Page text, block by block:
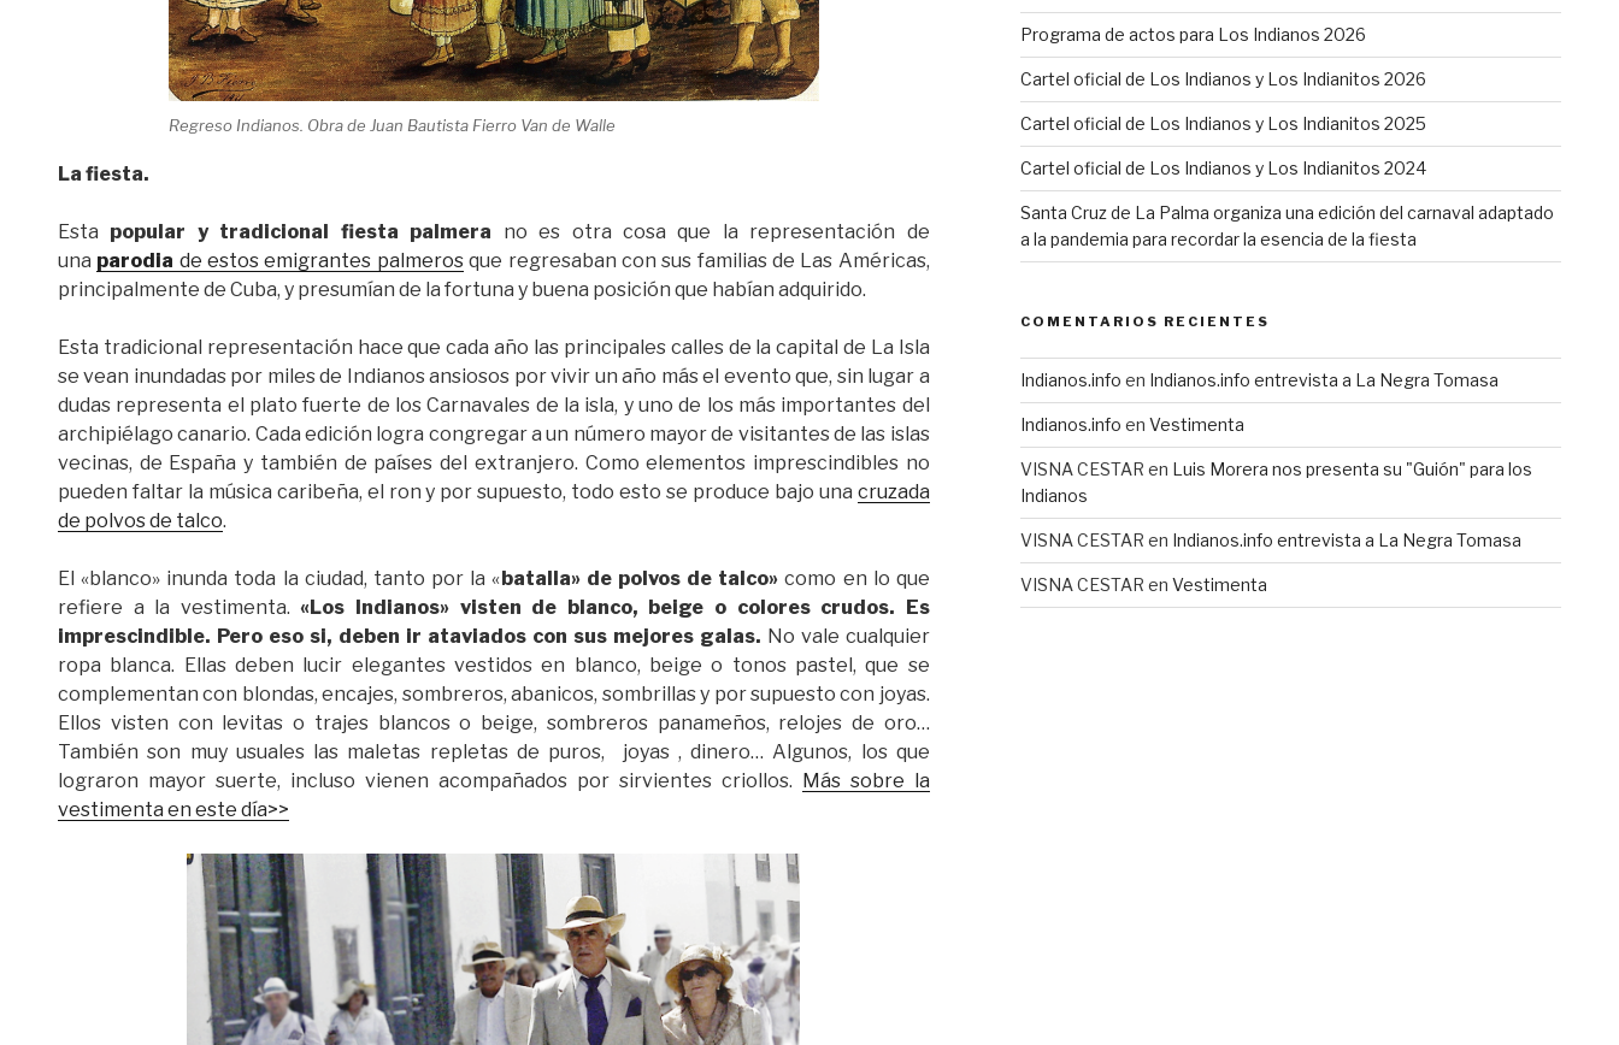
Regreso Indianos. Obra de Juan Bautista Fierro Van de Walle
La fiesta.
Esta popular y tradicional fiesta palmera no es otra cosa que la representación de
una parodia de estos emigrantes palmerosque regresaban con sus familias de Las Américas,
principalmente de Cuba, y presumían de la fortuna y buena posición que habían adquirido.
Esta tradicional representación hace que cada año las principales calles de la capital de La Isla
se vean inundadas por miles de Indianos ansiosos por vivir un año más el evento que, sin lugar a
dudas representa el plato fuerte de los Carnavales de la isla, y uno de los más importantes del
archipiélago canario. Cada edición logra congregar a un número mayor de visitantes de las islas
vecinas, de España y también de países del extranjero. Como elementos imprescindibles no
pueden faltar la música caribeña, el ron y por supuesto, todo esto se produce bajo una cruzada
de polvos de talco.
El «blanco» inunda toda la ciudad, tanto por la «batalla» de polvos de talco» como en lo que
refiere a la vestimenta.«Los Indianos» visten de blanco, beige o colores crudos. Es
imprescindible. Pero eso si, deben ir ataviados con sus mejores galas. No vale cualquier
ropa blanca. Ellas deben lucir elegantes vestidos en blanco, beige o tonos pastel, que se
complementan con blondas, encajes, sombreros, abanicos, sombrillas y por supuesto con joyas.
Ellos visten con levitas o trajes blancos o beige, sombreros panameños, relojes de oro…
También son muy usuales las maletas repletas de puros, joyas , dinero… Algunos, los que
lograron mayor suerte, incluso vienen acompañados por sirvientes criollos. Más sobre la
vestimenta en este día>>
Programa de actos para Los Indianos 2026
Cartel oficial de Los Indianos y Los Indianitos 2026
Cartel oficial de Los Indianos y Los Indianitos 2025
Cartel oficial de Los Indianos y Los Indianitos 2024
Santa Cruz de La Palma organiza una edición del carnaval adaptado
a la pandemia para recordar la esencia de la fiesta
COMENTARIOS RECIENTES
Indianos.info en Indianos.info entrevista a La Negra Tomasa
Indianos.info en Vestimenta
VISNA CESTAR en Luis Morera nos presenta su "Guión" para los
Indianos
VISNA CESTAR en Indianos.info entrevista a La Negra Tomasa
VISNA CESTAR en Vestimenta